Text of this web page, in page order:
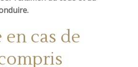
en cas de